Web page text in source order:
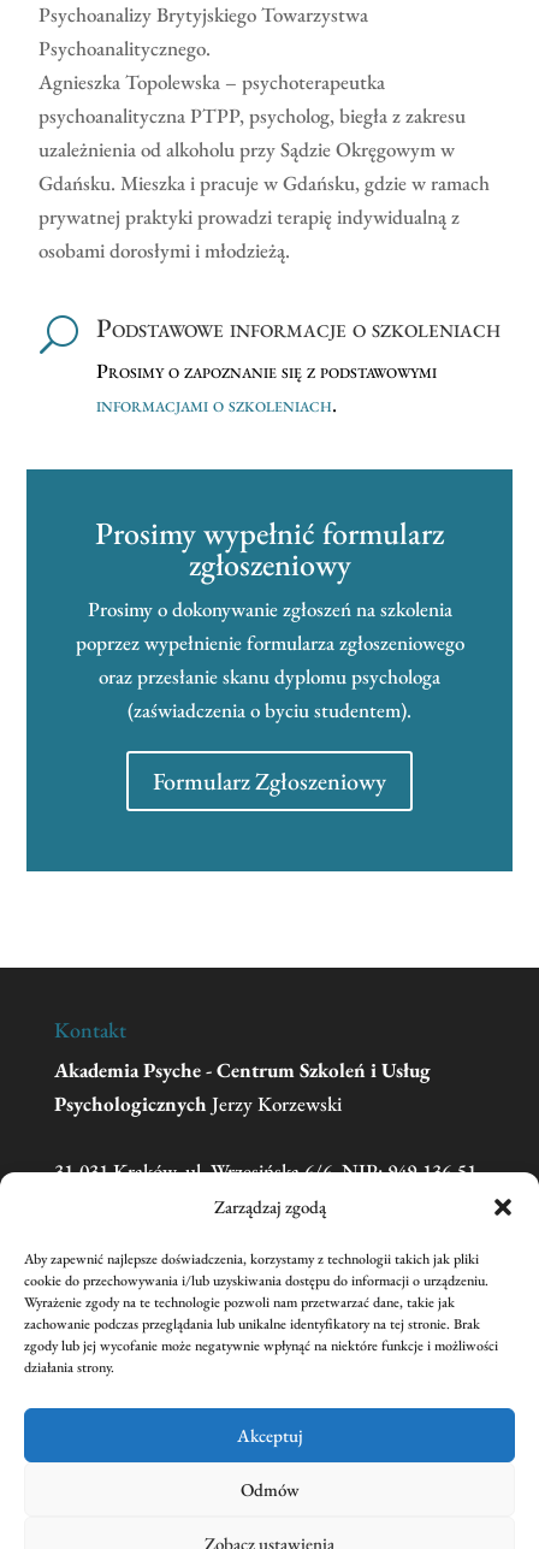
Zarządzaj zgodą
Aby zapewnić najlepsze doświadczenia, korzystamy z technologii takich jak pliki
cookie do przechowywania i/lub uzyskiwania dostępu do informacji o urządzeniu.
Wyrażenie zgody na te technologie pozwoli nam przetwarzać dane, takie jak
zachowanie podczas przeglądania lub unikalne identyfikatory na tej stronie. Brak
zgody lub jej wycofanie może negatywnie wpłynąć na niektóre funkcje i możliwości
działania strony.
Akceptuj
Odmów
Zobacz ustawienia
Psychoanalizy Brytyjskiego Towarzystwa
Psychoanalitycznego.
Agnieszka Topolewska – psychoterapeutka
psychoanalityczna PTPP, psycholog, biegła z zakresu
uzależnienia od alkoholu przy Sądzie Okręgowym w
Gdańsku. Mieszka i pracuje w Gdańsku, gdzie w ramach
prywatnej praktyki prowadzi terapię indywidualną z
osobami dorosłymi i młodzieżą.
U Podstawowe informacje o szkoleniach
Prosimy o zapoznanie się z podstawowymi
informacjami o szkoleniach.
Prosimy wypełnić formularz
zgłoszeniowy
Prosimy o dokonywanie zgłoszeń na szkolenia
poprzez wypełnienie formularza zgłoszeniowego
oraz przesłanie skanu dyplomu psychologa
(zaświadczenia o byciu studentem).
Formularz Zgłoszeniowy
Kontakt
Akademia Psyche - Centrum Szkoleń i Usług
Psychologicznych Jerzy Korzewski
31-031 Kraków, ul. Wrzesińska 6/6, NIP: 949-136-51-
Telefon:606 681 595(w sprawie zgłoszeń na
szkolenia prosimy o kontakt mailowy)
Email:academiapsyche@wp.pl
nr konta:
Jerzy Korzewski